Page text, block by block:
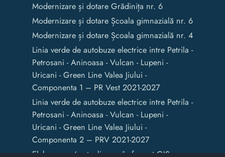
Modernizare și dotare Grădinița nr. 6
Modernizare și dotare Școala gimnazială nr. 6
Modernizare și dotare Școala gimnazială nr. 4
Linia verde de autobuze electrice intre Petrila -
Petrosani - Aninoasa - Vulcan - Lupeni -
Uricani - Green Line Valea Jiului -
Componenta 1 – PR Vest 2021-2027
Linia verde de autobuze electrice intre Petrila -
Petrosani - Aninoasa - Vulcan - Lupeni -
Uricani - Green Line Valea Jiului -
Componenta 2 – PRV 2021-2027
Elaborarea / actualizarea în format GIS a